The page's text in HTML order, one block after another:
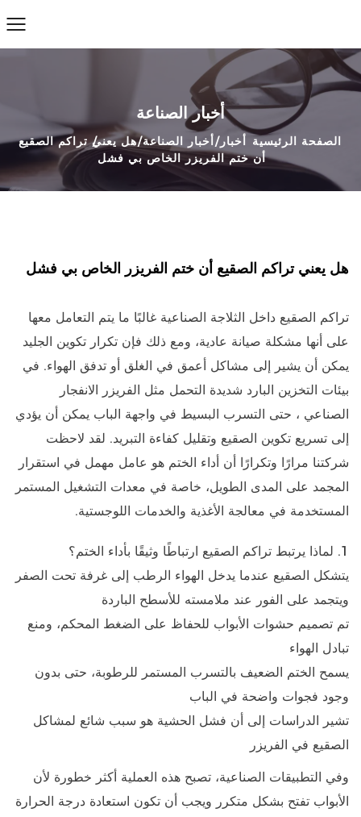
أخبار الصناعة
الصفحة الرئيسية أخبار أخبار الصناعة هل يعني تراكم الصقيع
أن ختم الفريزر الخاص بي فشل
هل يعني تراكم الصقيع أن ختم الفريزر الخاص بي فشل
تراكم الصقيع داخل الثلاجة الصناعية غالبًا ما يتم التعامل معها
على أنها مشكلة صيانة عادية، ومع ذلك فإن تكرار تكوين الجليد
يمكن أن يشير إلى مشاكل أعمق في الغلق أو تدفق الهواء. في
بيئات التخزين البارد شديدة التحمل مثل الفريزر الانفجار
الصناعي ، حتى التسرب البسيط في واجهة الباب يمكن أن يؤدي
إلى تسريع تكوين الصقيع وتقليل كفاءة التبريد. لقد لاحظت
شركتنا مرارًا وتكرارًا أن أداء الختم هو عامل مهمل في استقرار
المجمد على المدى الطويل، خاصة في معدات التشغيل المستمر
المستخدمة في معالجة الأغذية والخدمات اللوجستية.
1. لماذا يرتبط تراكم الصقيع ارتباطًا وثيقًا بأداء الختم؟
يتشكل الصقيع عندما يدخل الهواء الرطب إلى غرفة تحت الصفر
ويتجمد على الفور عند ملامسته للأسطح الباردة
تم تصميم حشوات الأبواب للحفاظ على الضغط المحكم، ومنع
تبادل الهواء
يسمح الختم الضعيف بالتسرب المستمر للرطوبة، حتى بدون
وجود فجوات واضحة في الباب
تشير الدراسات إلى أن فشل الحشية هو سبب شائع لمشاكل
الصقيع في الفريزر
وفي التطبيقات الصناعية، تصبح هذه العملية أكثر خطورة لأن
الأبواب تفتح بشكل متكرر ويجب أن تكون استعادة درجة الحرارة